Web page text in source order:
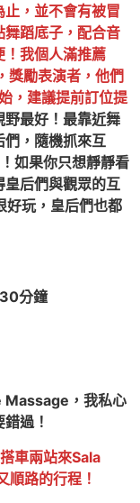
，並不會有被冒
蹈底子，配合音
！我個人滿推薦
勵表演者，他們
，建議提前訂位提
最好！最靠近舞
們，隨機抓來互
如果你只想靜靜看
后們與觀眾的互
好玩，皇后們也都
分鐘
，我私心
過！
車兩站來Sala
順路的行程！